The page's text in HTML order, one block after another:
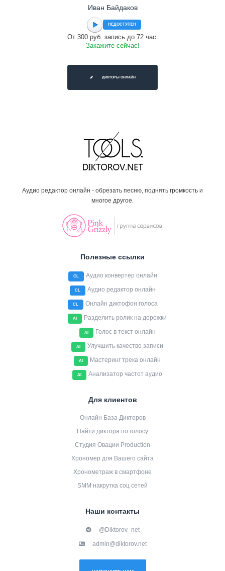
Иван Байдаков
НЕДОСТУПЕН
От 300 руб. запись до 72 час.
Закажите сейчас!
ДИКТОРЫ ОНЛАЙН
Аудио редактор онлайн - обрезать песню, поднять громкость и
многое другое.
Полезные ссылки
CL Аудио конвертер онлайн
CL Аудио редактор онлайн
CL Онлайн диктофон голоса
AI Разделить ролик на дорожки
AI Голос в текст онлайн
AI Улучшить качество записи
AI Мастеринг трека онлайн
AI Анализатор частот аудио
Для клиентов
Онлайн База Дикторов
Найти диктора по голосу
Студия Овации Production
Хрономер для Вашего сайта
Хронометраж в смартфоне
SMM накрутка соц сетей
Наши контакты
@Diktorov_net
admin@diktorov.net